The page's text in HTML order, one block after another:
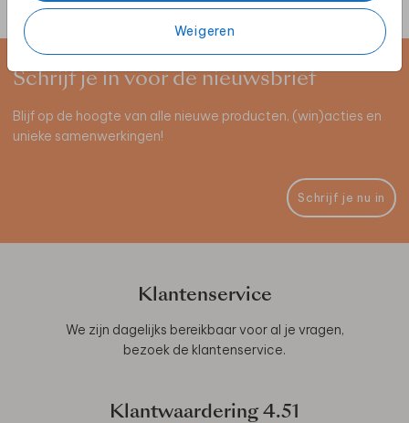
Weigeren
Schrijf je in voor de nieuwsbrief
Blijf op de hoogte van alle nieuwe producten, (win)acties en
unieke samenwerkingen!
Schrijf je nu in
Klantenservice
We zijn dagelijks bereikbaar voor al je vragen,
bezoek de klantenservice.
Klantwaardering 4.51